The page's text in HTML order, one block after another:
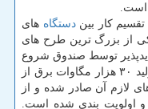
است.
تقسیم کار بیندستگاه های
از بزرگ ترین طرح های
توسط صندوق شروع
خواهد شد. این طرح قسمتی از برنامه تولید ۳۰ هزار مگاوات برق از
لازم آن صادر شده و از
اولویت بندی شده است.